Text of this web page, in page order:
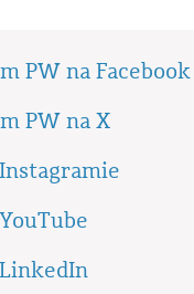
PW na Facebook
PW na X